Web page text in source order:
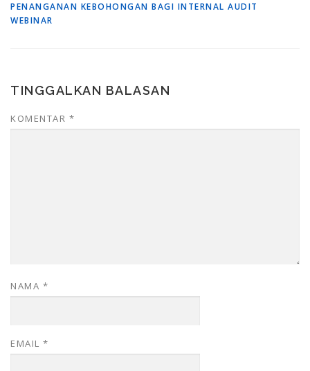
PENANGANAN KEBOHONGAN BAGI INTERNAL AUDIT
WEBINAR
TINGGALKAN BALASAN
KOMENTAR *
NAMA *
EMAIL *